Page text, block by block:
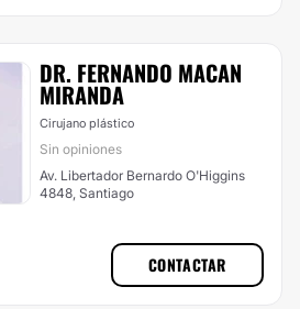
DR. FERNANDO MACAN
MIRANDA
Cirujano plástico
Sin opiniones
Av. Libertador Bernardo O'Higgins
4848, Santiago
CONTACTAR